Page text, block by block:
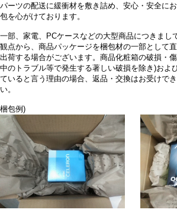
パーツの配送に緩衝材を敷き詰め、安心・安全に
包を心がけております。
一部、家電、PCケースなどの大型商品につきまし
観点から、商品パッケージを梱包材の一部として
出荷する場合がございます。商品化粧箱の破損・
中のトラブル等で発生する著しい破損を除き)およ
ていると言う理由の場合、返品・交換はお受けで
い。
梱包例)